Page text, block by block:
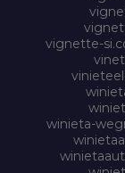
vignette-
winieta-